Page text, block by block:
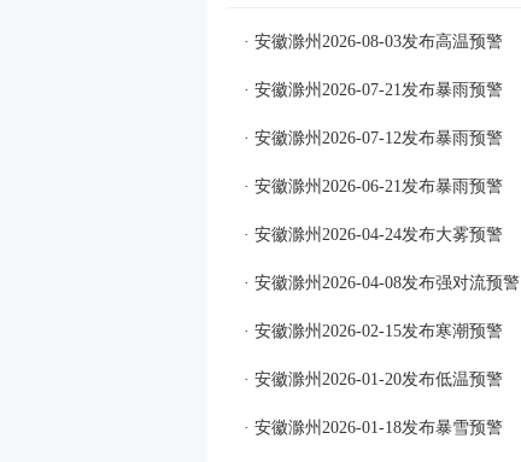
· 安徽滁州2026-08-03发布高温预警
· 安徽滁州2026-07-21发布暴雨预警
· 安徽滁州2026-07-12发布暴雨预警
· 安徽滁州2026-06-21发布暴雨预警
· 安徽滁州2026-04-24发布大雾预警
· 安徽滁州2026-04-08发布强对流预警
· 安徽滁州2026-02-15发布寒潮预警
· 安徽滁州2026-01-20发布低温预警
· 安徽滁州2026-01-18发布暴雪预警